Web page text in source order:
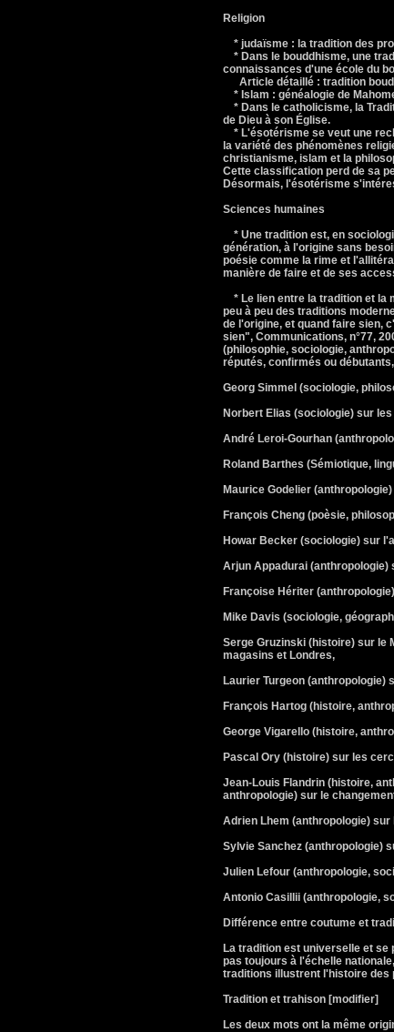
Religion
* judaïsme : la tradition des
* Dans le bouddhisme, une
connaissances d'une école du
Article détaillé : tradition
* Islam : généalogie de
* Dans le catholicisme, la
de Dieu à son Église.
* L'ésotérisme se veut une
la variété des phénomènes
christianisme, islam et la
Cette classification perd de sa
Désormais, l'ésotérisme
Sciences humaines
* Une tradition est, en
génération, à l'origine sans
poésie comme la rime et
manière de faire et de ses
* Le lien entre la tradition et la
peu à peu des traditions
de l'origine, et quand faire sien,
sien", Communications, n°77,
(philosophie, sociologie,
réputés, confirmés ou
Georg Simmel (sociologie,
Norbert Elias (sociologie) sur
André Leroi-Gourhan
Roland Barthes (Sémiotique,
Maurice Godelier
François Cheng (poèsie,
Howar Becker (sociologie) sur
Arjun Appadurai (anthropologie)
Françoise Hériter
Mike Davis (sociologie,
Serge Gruzinski (histoire) sur le
magasins et Londres,
Laurier Turgeon
François Hartog (histoire,
George Vigarello (histoire,
Pascal Ory (histoire) sur les
Jean-Louis Flandrin (histoire,
anthropologie) sur le
Adrien Lhem (anthropologie) sur
Sylvie Sanchez (anthropologie)
Julien Lefour (anthropologie,
Antonio Casillii (anthropologie,
Différence entre coutume et
La tradition est universelle et
pas toujours à l'échelle
traditions illustrent l'histoire des
Tradition et trahison [modifier]
Les deux mots ont la même